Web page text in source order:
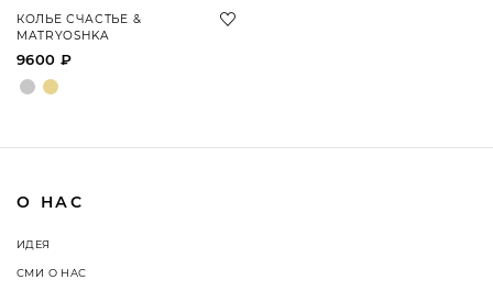
КОЛЬЕ СЧАСТЬЕ &
MATRYOSHKA
9600 ₽
О НАС
ИДЕЯ
СМИ О НАС